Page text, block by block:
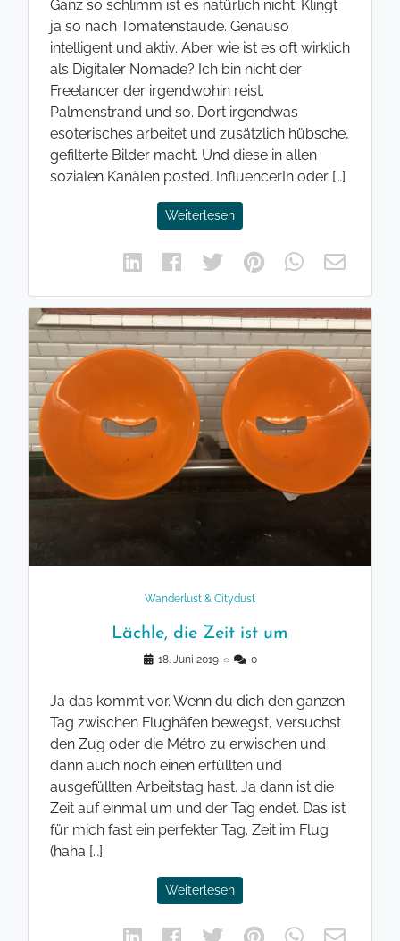
Ganz so schlimm ist es natürlich nicht. Klingt
ja so nach Tomatenstaude. Genauso
intelligent und aktiv. Aber wie ist es oft wirklich
als Digitaler Nomade? Ich bin nicht der
Freelancer der irgendwohin reist.
Palmenstrand und so. Dort irgendwas
esoterisches arbeitet und zusätzlich hübsche,
gefilterte Bilder macht. Und diese in allen
sozialen Kanälen posted. InfluencerIn oder […]
Weiterlesen
Wanderlust & Citydust
Lächle, die Zeit ist um
18. Juni 2019 ◌ 0
Ja das kommt vor. Wenn du dich den ganzen
Tag zwischen Flughäfen bewegst, versuchst
den Zug oder die Métro zu erwischen und
dann auch noch einen erfüllten und
ausgefüllten Arbeitstag hast. Ja dann ist die
Zeit auf einmal um und der Tag endet. Das ist
für mich fast ein perfekter Tag. Zeit im Flug
(haha […]
Weiterlesen